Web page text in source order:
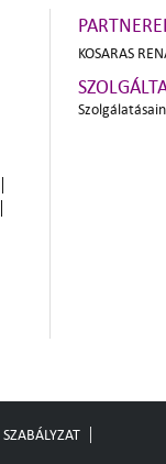
KOSARAS
SZABÁLYZAT